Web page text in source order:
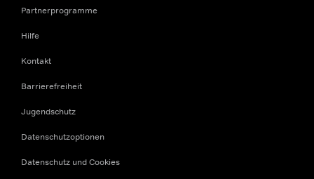
Partnerprogramme
Hilfe
Kontakt
Barrierefreiheit
Jugendschutz
Datenschutzoptionen
Datenschutz und Cookies